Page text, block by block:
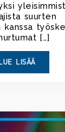
suurten
[…]
LISÄÄ